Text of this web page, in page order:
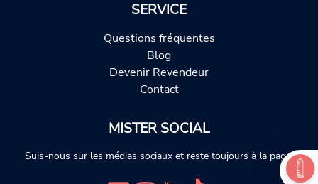
SERVICE
Questions fréquentes
Blog
Devenir Revendeur
Contact
MISTER SOCIAL
Suis-nous sur les médias sociaux et reste toujours à la page.